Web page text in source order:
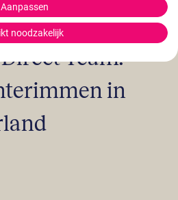
Team:
in
Aanpassen
noodzakelijk